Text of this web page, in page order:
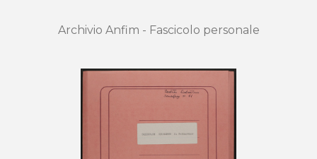
Archivio Anfim - Fascicolo personale